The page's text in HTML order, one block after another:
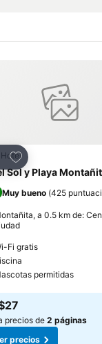
Agregar a
Hotel
Sol y Playa
Muy bueno (425
a 0.5 km de:
Fi gratis
permitidas
precios de2 páginas
precios